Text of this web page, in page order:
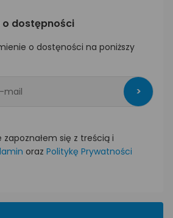
o dostępności
o dostęności na poniższy
>
zapoznałem się z treścią i
oraz Politykę Prywatności